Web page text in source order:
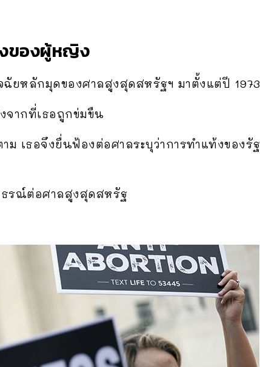
งของผู้หญิง
ยหลักมุดของศาลสูงสุดสหรัฐฯ มาตั้งแต่ปี 1973
จากที่เธอถูกข่มขืน
เธอจึงยื่นฟ้องต่อศาลระบุว่าการทำแท้งของรัฐ
ธรณ์ต่อศาลสูงสุดสหรัฐ